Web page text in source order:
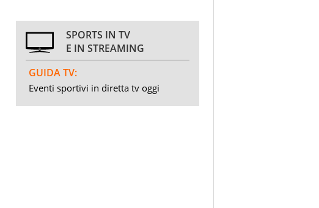
SPORTS IN TV
E IN STREAMING
GUIDA TV:
Eventi sportivi in diretta tv oggi